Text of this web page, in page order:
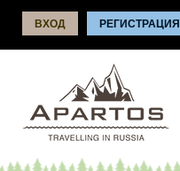
ВХОД РЕГИСТРАЦИЯ